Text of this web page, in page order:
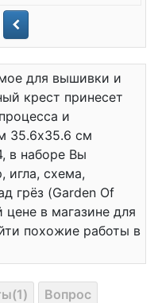
для вышивки и
крест принесет
и
35.6x35.6 см
в наборе Вы
игла, схема,
грёз (Garden Of
цене в магазине для
похожие работы в
Вопрос